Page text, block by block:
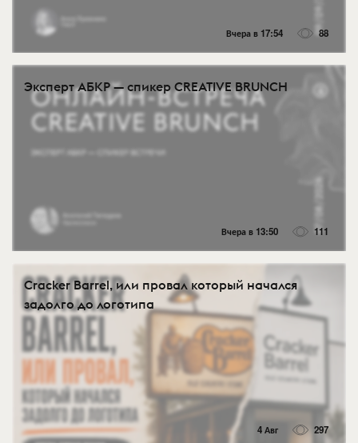
Вчера в 17:54 88
Эксперт АБКР — спикер CREATIVE BRUNCH
Вчера в 13:50 111
Cracker Barrel, или провал который начался
задолго до логотипа
4 Авг 297